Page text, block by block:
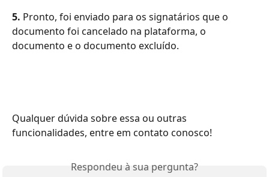
5. Pronto, foi enviado para os signatários que o
documento foi cancelado na plataforma, o
documento e o documento excluído.
Qualquer dúvida sobre essa ou outras
funcionalidades, entre em contato conosco!
Respondeu à sua pergunta?